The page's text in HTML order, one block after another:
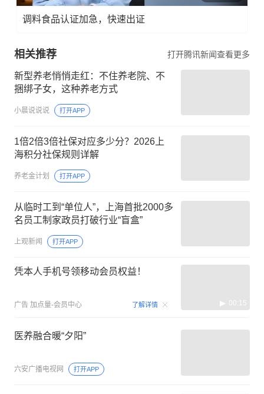
调料食品认证加急，快速出证
相关推荐 打开腾讯新闻查看更多
新型养老悄悄走红：不住养老院、不
捆绑子女，这种养老方式
小晨说说说 打开APP
1倍2倍3倍社保对应多少分？2026上
海积分社保规则详解
养老金计划 打开APP
从临时工到“单位人”，上海首批2000多
名员工制家政员打破行业“盲盒”
上观新闻 打开APP
凭本人手机号领移动会员权益！
广告 加点量-会员中心 了解详情 00:15
医养融合暖“夕阳”
六安广播电视网 打开APP